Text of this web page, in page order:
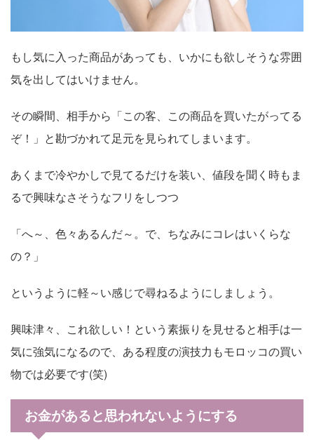
もし気に入った商品があっても、いかにも欲しそうな雰囲
気を出してはいけません。
その瞬間、相手から「この客、この商品を買いたがってる
ぞ！」と勘づかれて足元を見られてしまいます。
あくまで冷やかしで見てるだけを装い、値段を聞く時もま
るで興味なさそうなフリをしつつ
「へ～、色々あるんだ～。で、ちなみにコレはいくらな
の？」
というように軽～い感じで尋ねるようにしましょう。
興味津々、これ欲しい！という素振りを見せると相手は一
気に強気になるので、ある程度の演技力もモロッコの買い
物では必要です(笑)
お金があると思われないようにする